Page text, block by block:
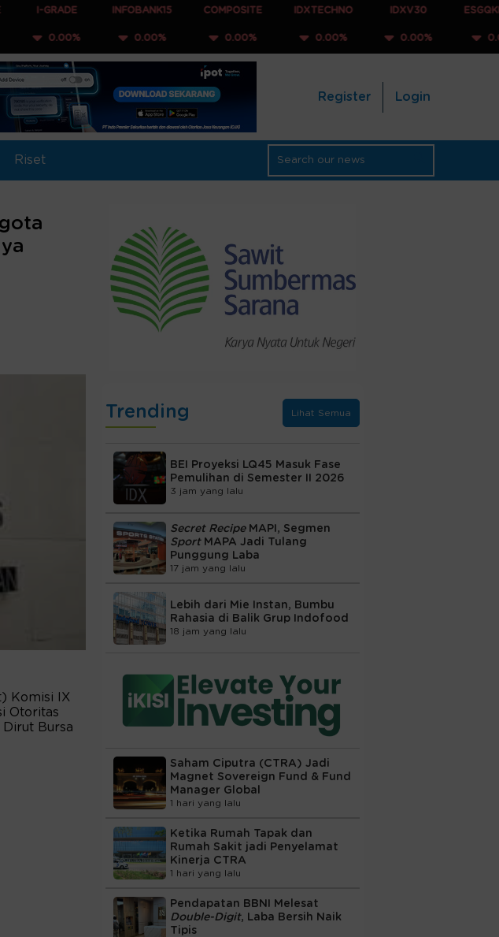
INFOBANK15
0.00%
COMPOSITE IDXTECHNO IDXV30
0.00%
ESGQKEHATI
0.00%
Register Login
Riset
Komisi IX
Otoritas
Bursa
Trending Lihat Semua
BEI Proyeksi LQ45 Masuk Fase
Pemulihan di Semester II 2026
3 jam yang lalu
Secret RecipeMAPI, Segmen
Sport MAPA Jadi Tulang
Punggung Laba
17 jam yang lalu
Lebih dari Mie Instan, Bumbu
Rahasia di Balik Grup Indofood
18 jam yang lalu
Saham Ciputra (CTRA) Jadi
Magnet Sovereign Fund & Fund
Manager Global
1 hari yang lalu
Ketika Rumah Tapak dan
Rumah Sakit jadi Penyelamat
Kinerja CTRA
1 hari yang lalu
Pendapatan BBNI Melesat
Double-Digit, Laba Bersih Naik
Tipis